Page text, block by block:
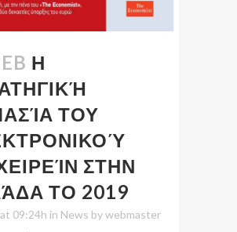
Η
ΤΟΥ
ΣΤΗΝ
ΤΟ 2019
09:24h in News bywebmaster